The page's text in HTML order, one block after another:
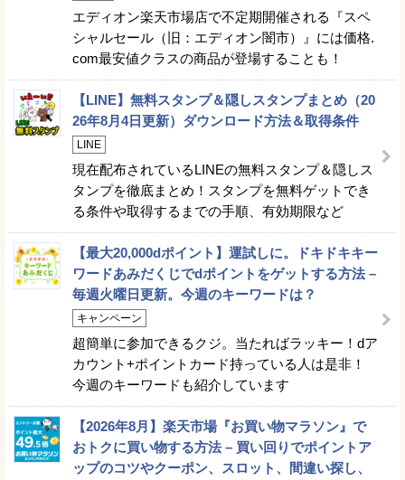
エディオン楽天市場店で不定期開催される『スペ
シャルセール（旧：エディオン闇市）』には価格.
com最安値クラスの商品が登場することも！
【LINE】無料スタンプ＆隠しスタンプまとめ（20
26年8月4日更新）ダウンロード方法＆取得条件
LINE
現在配布されているLINEの無料スタンプ＆隠しス
タンプを徹底まとめ！スタンプを無料ゲットでき
る条件や取得するまでの手順、有効期限など
【最大20,000dポイント】運試しに。ドキドキキー
ワードあみだくじでdポイントをゲットする方法 –
毎週火曜日更新。今週のキーワードは？
キャンペーン
超簡単に参加できるクジ。当たればラッキー！dア
カウント+ポイントカード持っている人は是非！
今週のキーワードも紹介しています
【2026年8月】楽天市場『お買い物マラソン』で
おトクに買い物する方法 – 買い回りでポイントア
ップのコツやクーポン、スロット、間違い探し、